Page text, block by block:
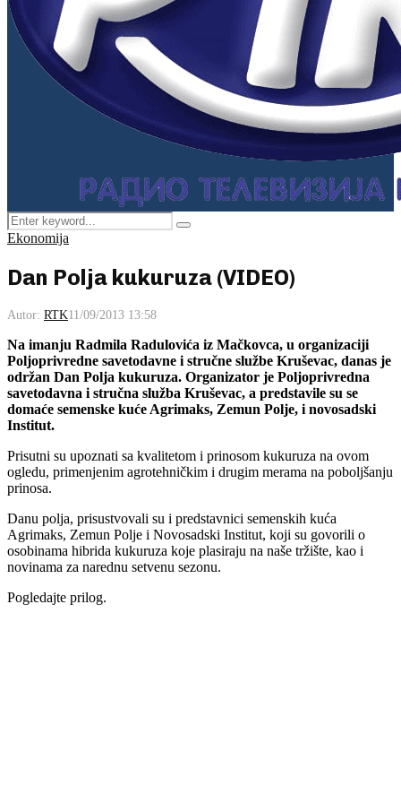
Search
for:
Pretraga
Ekonomija
Dan Polja kukuruza (VIDEO)
Autor: RTK11/09/2013 13:58
Na imanju Radmila Radulovića iz Mačkovca, u organizaciji
Poljoprivredne savetodavne i stručne službe Kruševac, danas je
održan Dan Polja kukuruza. Organizator je Poljoprivredna
savetodavna i stručna služba Kruševac, a predstavile su se
domaće semenske kuće Agrimaks, Zemun Polje, i novosadski
Institut.
Prisutni su upoznati sa kvalitetom i prinosom kukuruza na ovom
ogledu, primenjenim agrotehničkim i drugim merama na poboljšanju
prinosa.
Danu polja, prisustvovali su i predstavnici semenskih kuća
Agrimaks, Zemun Polje i Novosadski Institut, koji su govorili o
osobinama hibrida kukuruza koje plasiraju na naše tržište, kao i
novinama za narednu setvenu sezonu.
Pogledajte prilog.